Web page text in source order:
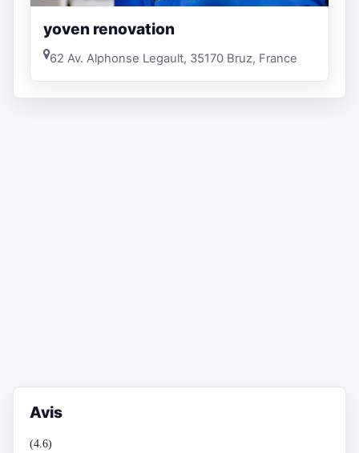
yoven renovation
62 Av. Alphonse Legault, 35170 Bruz, France
Avis
(4.6)